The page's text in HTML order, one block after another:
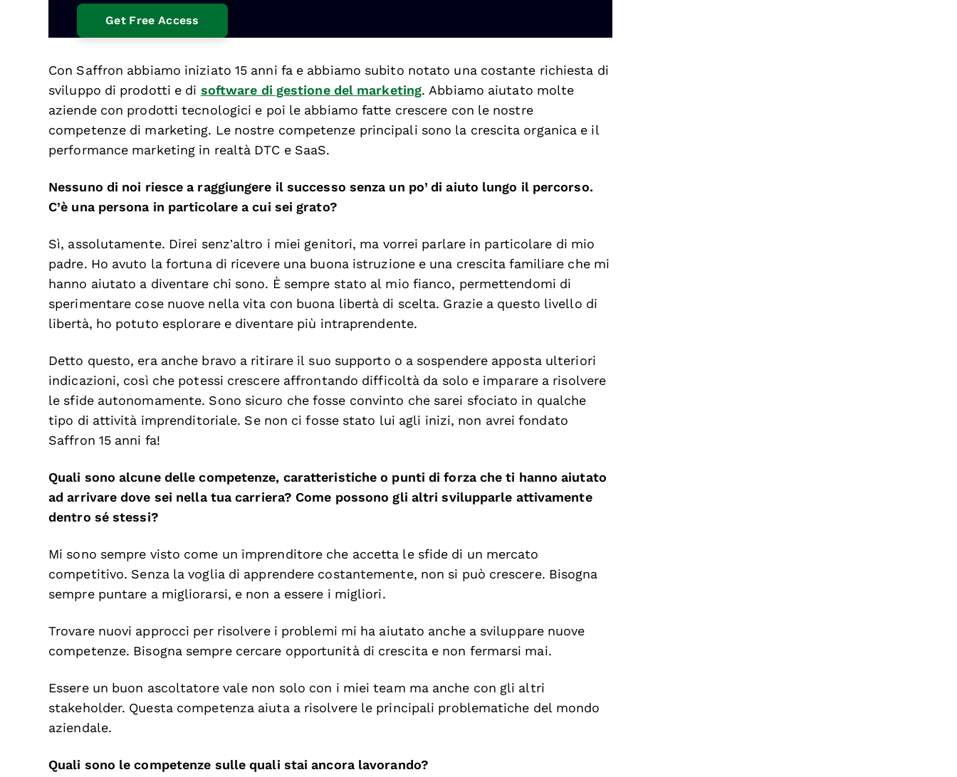
Con Saffron abbiamo iniziato 15 anni fa e abbiamo subito notato una costante richiesta di
sviluppo di prodotti e di software di gestione del marketing. Abbiamo aiutato molte
aziende con prodotti tecnologici e poi le abbiamo fatte crescere con le nostre
competenze di marketing. Le nostre competenze principali sono la crescita organica e il
performance marketing in realtà DTC e SaaS.
Nessuno di noi riesce a raggiungere il successo senza un po’ di aiuto lungo il percorso.
C’è una persona in particolare a cui sei grato?
Sì, assolutamente. Direi senz’altro i miei genitori, ma vorrei parlare in particolare di mio
padre. Ho avuto la fortuna di ricevere una buona istruzione e una crescita familiare che mi
hanno aiutato a diventare chi sono. È sempre stato al mio fianco, permettendomi di
sperimentare cose nuove nella vita con buona libertà di scelta. Grazie a questo livello di
libertà, ho potuto esplorare e diventare più intraprendente.
Detto questo, era anche bravo a ritirare il suo supporto o a sospendere apposta ulteriori
indicazioni, così che potessi crescere affrontando difficoltà da solo e imparare a risolvere
le sfide autonomamente. Sono sicuro che fosse convinto che sarei sfociato in qualche
tipo di attività imprenditoriale. Se non ci fosse stato lui agli inizi, non avrei fondato
Saffron 15 anni fa!
Quali sono alcune delle competenze, caratteristiche o punti di forza che ti hanno aiutato
ad arrivare dove sei nella tua carriera? Come possono gli altri svilupparle attivamente
dentro sé stessi?
Mi sono sempre visto come un imprenditore che accetta le sfide di un mercato
competitivo. Senza la voglia di apprendere costantemente, non si può crescere. Bisogna
sempre puntare a migliorarsi, e non a essere i migliori.
Trovare nuovi approcci per risolvere i problemi mi ha aiutato anche a sviluppare nuove
competenze. Bisogna sempre cercare opportunità di crescita e non fermarsi mai.
Essere un buon ascoltatore vale non solo con i miei team ma anche con gli altri
stakeholder. Questa competenza aiuta a risolvere le principali problematiche del mondo
aziendale.
Quali sono le competenze sulle quali stai ancora lavorando?